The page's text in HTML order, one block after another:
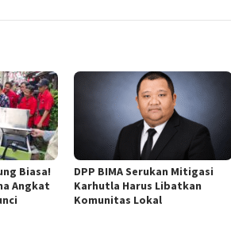
Biasa!
Angkat
DPP BIMA Serukan Mitigasi
Karhutla Harus Libatkan
Komunitas Lokal